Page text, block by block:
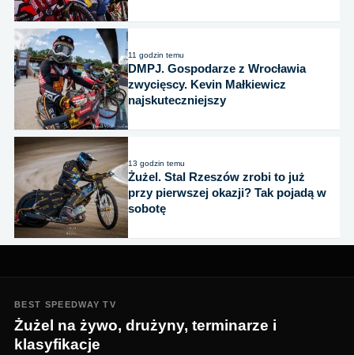
11 godzin temu
DMPJ. Gospodarze z Wrocławia
zwycięscy. Kevin Małkiewicz
najskuteczniejszy
13 godzin temu
Żużel. Stal Rzeszów zrobi to już
przy pierwszej okazji? Tak pojadą w
sobotę
BEST SPEEDWAY TV
Żużel na żywo, drużyny, terminarze i
klasyfikacje